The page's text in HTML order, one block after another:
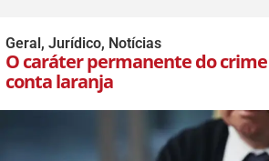
Geral, Jurídico, Notícias
O caráter permanente do crime
conta laranja